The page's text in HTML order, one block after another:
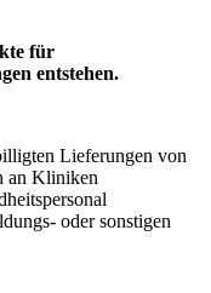
für
entstehen.
Lieferungen von
an Kliniken
oder sonstigen